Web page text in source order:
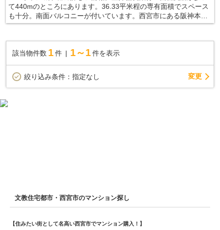
て440mのところにあります。36.33平米程の専有面積でスペース
も十分。南面バルコニーが付いています。西宮市にある阪神本線
西宮周辺で不動産情報をお求めの方は、当社にお任せ下さい。当
します。
該当物件数 1件 1～1 件を表示
絞り込み条件： 指定なし 変更
文教住宅都市・西宮市のマンション探し
【住みたい街として名高い西宮市でマンション購入！】